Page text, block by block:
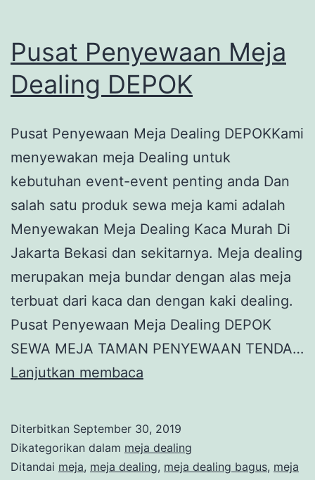
Pusat Penyewaan Meja
Dealing DEPOK
Pusat Penyewaan Meja Dealing DEPOKKami
menyewakan meja Dealing untuk
kebutuhan event-event penting anda Dan
salah satu produk sewa meja kami adalah
Menyewakan Meja Dealing Kaca Murah Di
Jakarta Bekasi dan sekitarnya. Meja dealing
merupakan meja bundar dengan alas meja
terbuat dari kaca dan dengan kaki dealing.
Pusat Penyewaan Meja Dealing DEPOK
SEWA MEJA TAMAN PENYEWAAN TENDA…
Lanjutkan membaca
Dealing
DEPOK
Diterbitkan September 30, 2019
Dikategorikan dalam meja dealing
Ditandai meja, meja dealing, meja dealing bagus, meja